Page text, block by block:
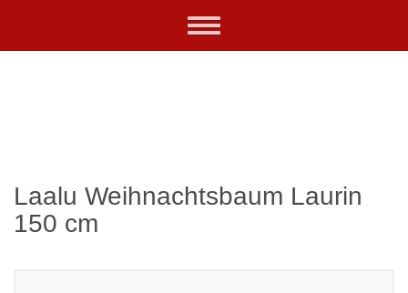
Toggle
Laalu Weihnachtsbaum Laurin
150 cm